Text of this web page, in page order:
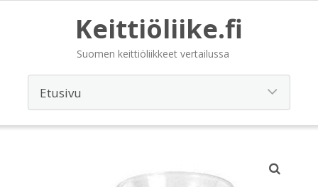
Keittiöliike.fi
Suomen keittiöliikkeet vertailussa